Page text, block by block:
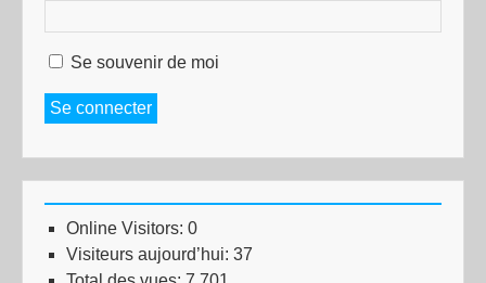
Se souvenir de moi
Se connecter
Online Visitors: 0
Visiteurs aujourd’hui: 37